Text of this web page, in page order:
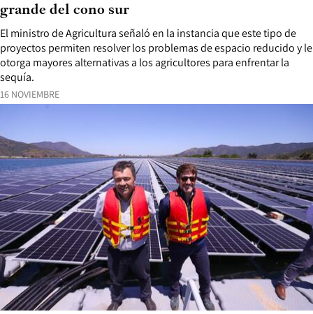
16 NOVIEMBRE
El ministro de Agricultura señaló en la instancia que este tipo de
proyectos permiten resolver los problemas de espacio reducido y le
otorga mayores alternativas a los agricultores para enfrentar la
sequía.
grande del cono sur